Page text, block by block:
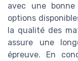
avec une
options
la qualité des
assure une
épreuve. En